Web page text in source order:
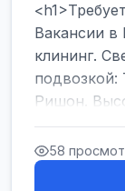
Вакансии в
клининг.
Ришон.
</h1><br />
... 58